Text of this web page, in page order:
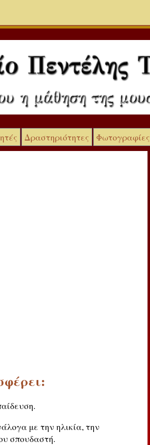
Δραστηριότητες Φωτογραφίες
με την ηλικία, την
σπουδαστή.